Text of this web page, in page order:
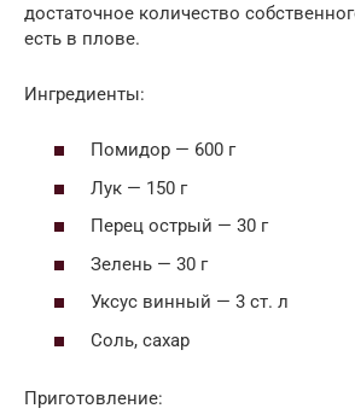
достаточное количество
есть в плове.
Ингредиенты:
Помидор — 600 г
Лук — 150 г
Перец острый — 30 г
Зелень — 30 г
Уксус винный — 3 ст. л
Соль, сахар
Приготовление: